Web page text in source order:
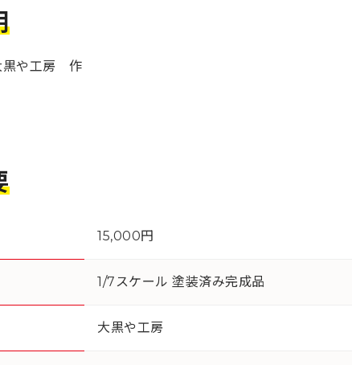
や工房 作
15,000円
1/7スケール 塗装済み完成品
大黒や工房